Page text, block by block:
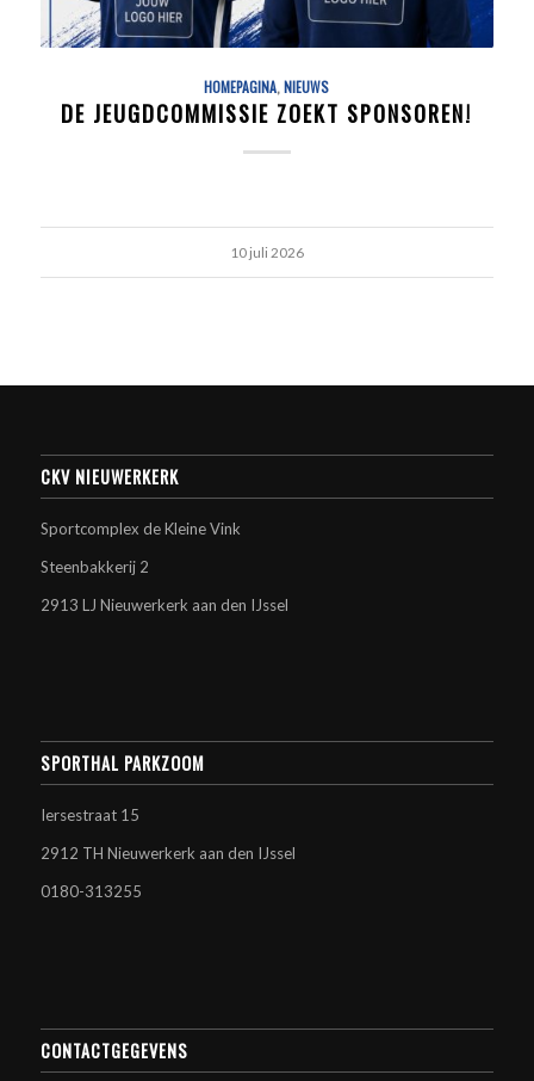
HOMEPAGINA,NIEUWS
DE JEUGDCOMMISSIE ZOEKT SPONSOREN!
10 juli 2026
CKV NIEUWERKERK
Sportcomplex de Kleine Vink
Steenbakkerij 2
2913 LJ Nieuwerkerk aan den IJssel
SPORTHAL PARKZOOM
Iersestraat 15
2912 TH Nieuwerkerk aan den IJssel
0180-313255
CONTACTGEGEVENS